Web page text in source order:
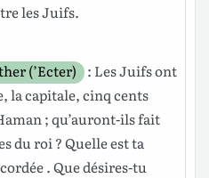
lesJuifs.
(’Ecter) : LesJuifsont
, lacapitale,cinqcents
; qu’auront-ilsfait
duroi? Quelle est ta
. Quedésires-tu